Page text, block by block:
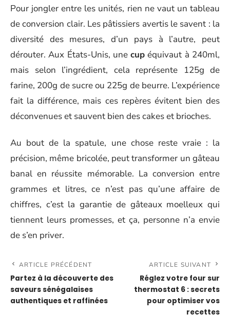
Pour jongler entre les unités, rien ne vaut un tableau
de conversion clair. Les pâtissiers avertis le savent : la
diversité des mesures, d’un pays à l’autre, peut
dérouter. Aux États-Unis, unecup équivaut à 240ml,
mais selon l’ingrédient, cela représente 125g de
farine, 200g de sucre ou 225g de beurre. L’expérience
fait la différence, mais ces repères évitent bien des
déconvenues et sauvent bien des cakes et brioches.
Au bout de la spatule, une chose reste vraie : la
précision, même bricolée, peut transformer un gâteau
banal en réussite mémorable. La conversion entre
grammes et litres, ce n’est pas qu’une affaire de
chiffres, c’est la garantie de gâteaux moelleux qui
tiennent leurs promesses, et ça, personne n’a envie
de s’en priver.
ARTICLE PRÉCÉDENT
Partez à la découverte des
saveurs sénégalaises
authentiques et raffinées
ARTICLE SUIVANT
Réglez votre four sur
thermostat 6 : secrets
pour optimiser vos
recettes